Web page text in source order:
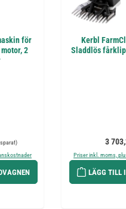
för
2
pris:
sparat)
Kerbl
Sladdlös
3
Priser inkl. moms,
LÄGG TILL